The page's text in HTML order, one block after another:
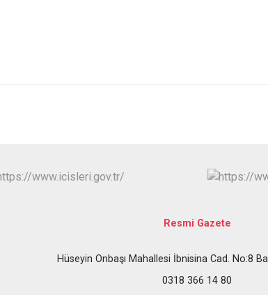
Resmi Gazete
Hüseyin Onbaşı Mahallesi İbnisina Cad. No:8
0318 366 14 80